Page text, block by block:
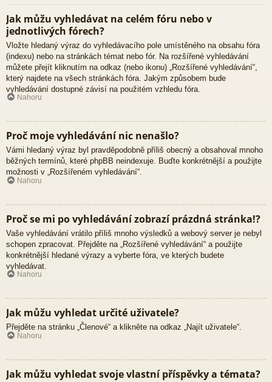
Jak můžu vyhledávat na celém fóru nebo v
jednotlivých fórech?
Vložte hledaný výraz do vyhledávacího pole umístěného na obsahu fóra
(indexu) nebo na stránkách témat nebo fór. Na rozšířené vyhledávání
můžete přejít kliknutím na odkaz (nebo ikonu) „Rozšířené vyhledávání“,
který najdete na všech stránkách fóra. Jakým způsobem bude
vyhledávání dostupné závisí na použitém vzhledu fóra.
Nahoru
Proč moje vyhledávání nic nenašlo?
Vámi hledaný výraz byl pravděpodobně příliš obecný a obsahoval mnoho
běžných termínů, které phpBB neindexuje. Buďte konkrétnější a použijte
možnosti v „Rozšířeném vyhledávání“.
Nahoru
Proč se mi po vyhledávání zobrazí prázdná stránka!?
Vaše vyhledávání vrátilo příliš mnoho výsledků a webový server je nebyl
schopen zpracovat. Přejděte na „Rozšířené vyhledávání“ a použijte
konkrétnější hledané výrazy a vyberte fóra, ve kterých budete
vyhledávat.
Nahoru
Jak můžu vyhledat určité uživatele?
Přejděte na stránku „Členové“ a klikněte na odkaz „Najít uživatele“.
Nahoru
Jak můžu vyhledat svoje vlastní příspěvky a témata?